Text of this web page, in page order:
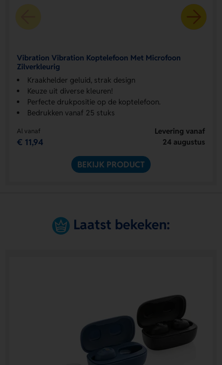
Vibration Vibration Koptelefoon Met Microfoon
Zilverkleurig
Kraakhelder geluid, strak design
Keuze uit diverse kleuren!
Perfecte drukpositie op de koptelefoon.
Bedrukken vanaf 25 stuks
Al vanaf
€ 11,94
Levering vanaf
24 augustus
BEKIJK PRODUCT
Laatst bekeken: